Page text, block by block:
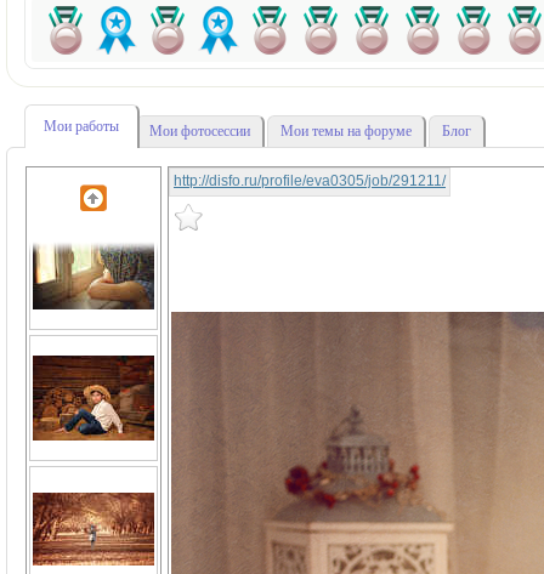
Мои работы Мои фотосессии Мои темы на форуме Блог
http://disfo.ru/profile/eva0305/job/291211/